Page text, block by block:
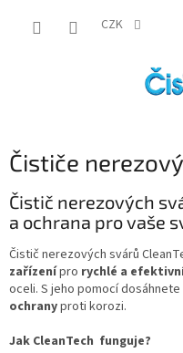
CZK
Čističe
Čistič nerezových
a ochrana pro vaše
Čistič nerezových svárů
zařízenípro rychlé a
oceli. S jeho pomocí dosáhnete
ochranyproti korozi.
Jak CleanTech funguje?